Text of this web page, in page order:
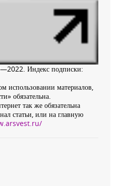
Индекс подписки:
использовании материалов,
обязательна.
так же обязательна
статьи, или на главную